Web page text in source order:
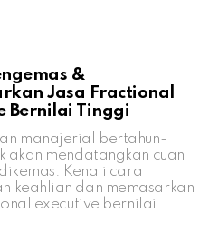
&
Jasa Fractional
Bernilai Tinggi
manajerial bertahun-
akan mendatangkan cuan
Kenali cara
keahlian dan memasarkan
executive bernilai